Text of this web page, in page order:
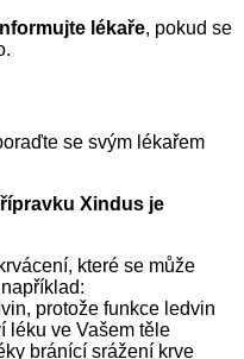
lékaře, pokud se
se svým lékařem
Xindus je
které se může
protože funkce ledvin
léku ve Vašem těle
bránící srážení krve